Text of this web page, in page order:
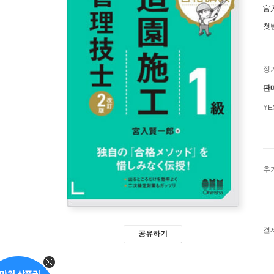
공유하기
宮
첫
정
판
추
결